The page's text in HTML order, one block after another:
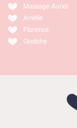
Massage Auriol
Amélie
Florence
Godiche